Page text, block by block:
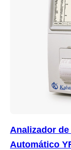
Analizador
Automático